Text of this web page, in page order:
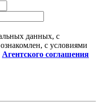
данных, с
ознакомлен, с условиями
Агентского соглашения